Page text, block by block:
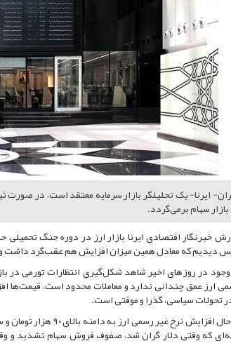
ایرنا- یک تحلیلگر بازار سرمایه معتقد است، در
سهام برمی‌گردد.
دیدیم که معادل همین میزان افزایش هم عقب‌گرد داشت
وجود در روزهای اخیر شاهد شکل‌گیری انتظارات تورمی در
ارز عمق چندانی ندارد و معاملات محدود است، قیمت‌ها
تحولات سیاسی، گذرا و موقتی است.
با این حال افزایش
که وقتی دلار گران شد، صفوف فروش سهام تشدید و